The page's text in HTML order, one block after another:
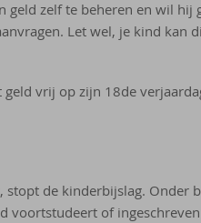
zelf te beheren en wil hij
Let wel, je kind kan
vrij op zijn 18de
de kinderbijslag. Onder
of